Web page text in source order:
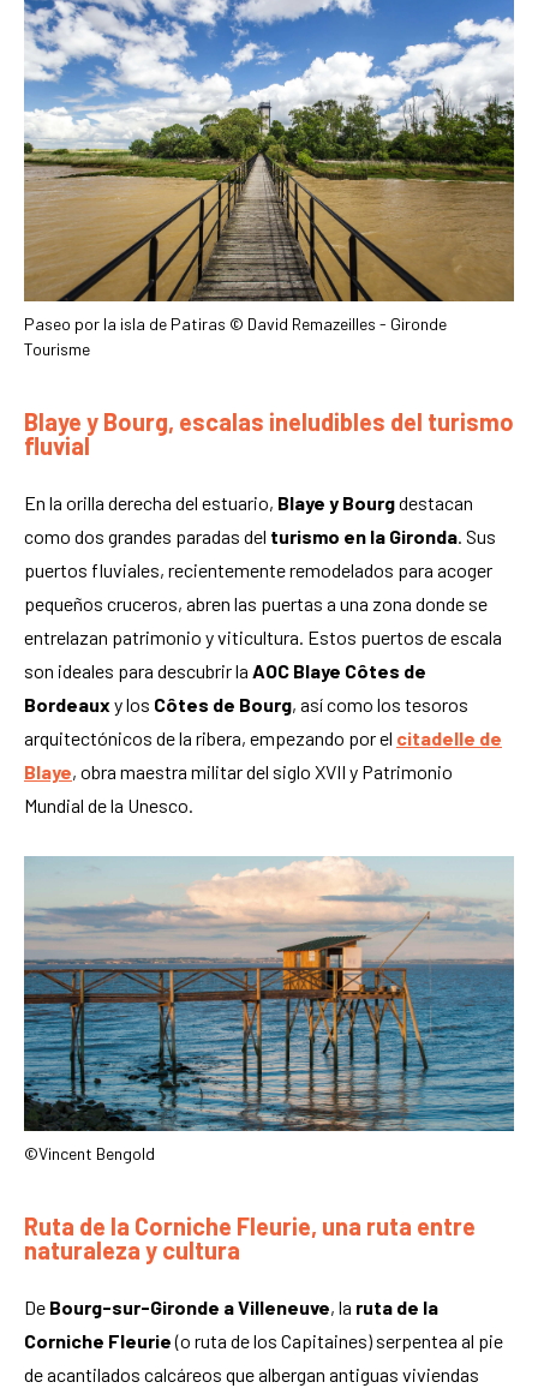
Paseo por la isla de Patiras © David Remazeilles - Gironde
Tourisme
Blaye y Bourg, escalas ineludibles del turismo
fluvial
En la orilla derecha del estuario, Blaye y Bourgdestacan
como dos grandes paradas del turismo en la Gironda . Sus
puertos fluviales, recientemente remodelados para acoger
pequeños cruceros, abren las puertas a una zona donde se
entrelazan patrimonio y viticultura. Estos puertos de escala
son ideales para descubrir la AOC Blaye Côtes de
Bordeaux y los Côtes de Bourg, así como los tesoros
arquitectónicos de la ribera, empezando por el citadelle de
Blaye, obra maestra militar del siglo XVII y Patrimonio
Mundial de la Unesco.
©Vincent Bengold
Ruta de la Corniche Fleurie, una ruta entre
naturaleza y cultura
De Bourg-sur-Gironde a Villeneuve, la ruta de la
Corniche Fleurie(o ruta de los Capitaines) serpentea al pie
de acantilados calcáreos que albergan antiguas viviendas